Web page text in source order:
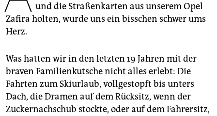
epaper login
und die Straßenkarten aus unserem Opel
Zafira holten, wurde uns ein bisschen schwer ums
Herz.
Was hatten wir in den letzten 19 Jahren mit der
braven Familienkutsche nicht alles erlebt: Die
Fahrten zum Skiurlaub, vollgestopft bis unters
Dach, die Dramen auf dem Rücksitz, wenn der
Zuckernachschub stockte, oder auf dem Fahrersitz,